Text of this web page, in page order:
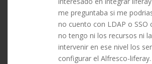
me preguntaba si me
no cuento con LDAP o SSO
no tengo ni los recursos ni
intervenir en ese nivel los
configurar el Alfresco-liferay.